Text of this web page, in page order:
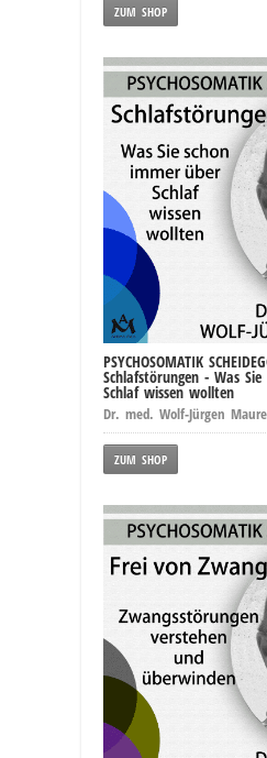
ZUM SHOP
PSYCHOSOMATIK
Schlafstörungen - Was
Schlaf wissen wollten
Dr. med. Wolf-Jürgen
ZUM SHOP